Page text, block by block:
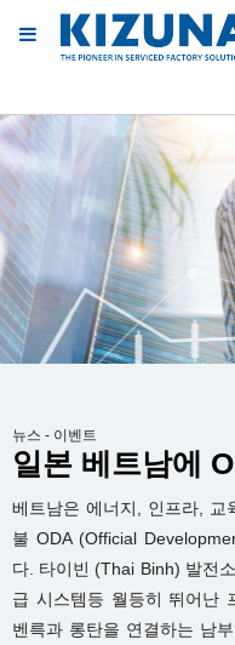
뉴스 - 이벤트
일본 베트남에
베트남은 에너지, 인프라,
불 ODA (Official
다. 타이빈 (Thai Binh) 발전
급 시스템등 월등히 뛰어난
벤륵과 롱탄을 연결하는 남